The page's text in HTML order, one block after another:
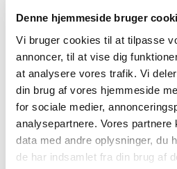
Denne hjemmeside bruger
Vi bruger cookies til at tilpasse
annoncer, til at vise dig
at analysere vores trafik. Vi
din brug af vores hjemmeside
for sociale medier,
analysepartnere. Vores partnere
data med andre oplysninger, du
de har indsamlet fra din brug af
typer af tilhørere. Han er
Mikkel
Middelfart
5 ud af5
God dialog før, under og
hvad vi forventede' og så